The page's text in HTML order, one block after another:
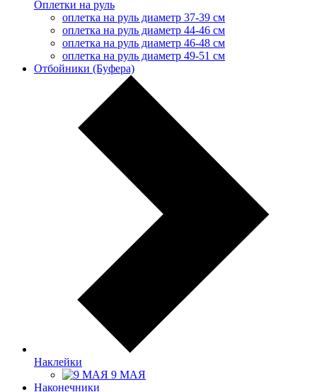
Оплетки на руль
оплетка на руль диаметр 37-39 см
оплетка на руль диаметр 44-46 см
оплетка на руль диаметр 46-48 см
оплетка на руль диаметр 49-51 см
Отбойники (Буфера)
Наклейки
9 МАЯ
Наконечники